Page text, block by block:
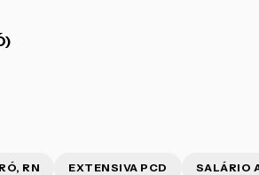
RN EXTENSIVA PCD SALÁRIO